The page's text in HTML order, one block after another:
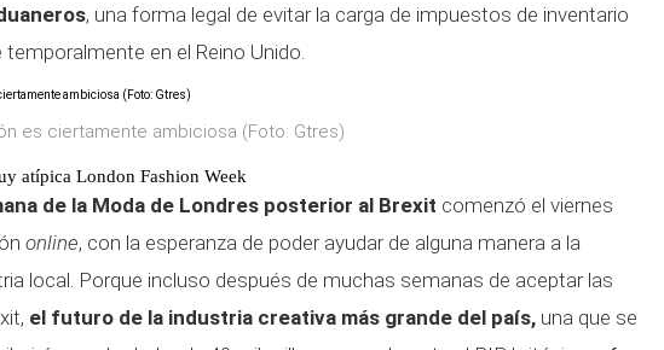
, una forma legal de evitar la carga de impuestos de inventario
en el Reino Unido.
es ciertamente ambiciosa (Foto: Gtres)
atípica London Fashion Week
de la Moda de Londres posterior al Brexit comenzó el viernes
online, con la esperanza de poder ayudar de alguna manera a la
local. Porque incluso después de muchas semanas de aceptar las
el futuro de la industria creativa más grande del país, una que se